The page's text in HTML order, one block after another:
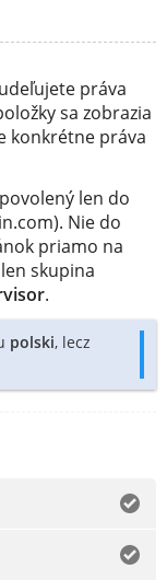
práva
sa zobrazia
konkrétne práva
len do
Nie do
priamo na
skupina
.
polski, lecz